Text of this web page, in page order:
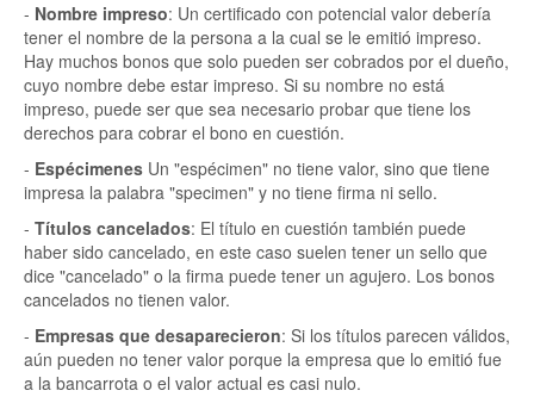
- Nombre impreso: Un certificado con potencial valor debería
tener el nombre de la persona a la cual se le emitió impreso.
Hay muchos bonos que solo pueden ser cobrados por el dueño,
cuyo nombre debe estar impreso. Si su nombre no está
impreso, puede ser que sea necesario probar que tiene los
derechos para cobrar el bono en cuestión.
- Espécimenes Un "espécimen" no tiene valor, sino que tiene
impresa la palabra "specimen" y no tiene firma ni sello.
- Títulos cancelados: El título en cuestión también puede
haber sido cancelado, en este caso suelen tener un sello que
dice "cancelado" o la firma puede tener un agujero. Los bonos
cancelados no tienen valor.
- Empresas que desaparecieron: Si los títulos parecen válidos,
aún pueden no tener valor porque la empresa que lo emitió fue
a la bancarrota o el valor actual es casi nulo.